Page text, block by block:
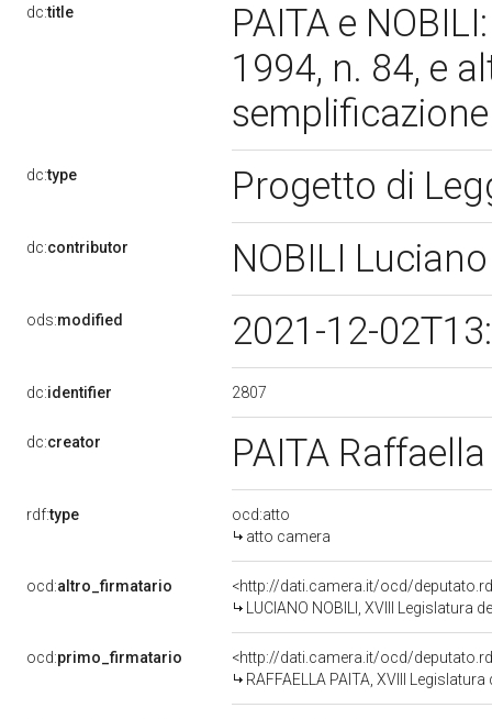
dc:title
PAITA e
1994, n. 84, e
dc:type Progetto di
dc:contributor NOBILI
ods:modified 2021-12-
dc:identifier 2807
dc:creator PAITA
rdf:type
ocd:atto
atto camera
ocd:altro_firmatario
<http://dati.camera.it/ocd/
LUCIANO NOBILI, XVIII Legislatura
ocd:primo_firmatario
<http://dati.camera.it/ocd/
RAFFAELLA PAITA, XVIII